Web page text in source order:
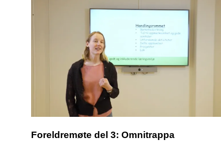
Foreldremøte del 3: Omnitrappa